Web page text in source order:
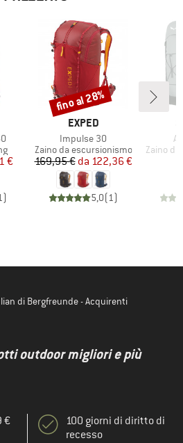
ridotto
€
)
MARCHIO
EXPED
Articolo
Impulse 30
Gruppo di prodotti
Zaino da escursionismo
Prezzo
169,95 € Prezzo ridotto
da 122,36 €
5,0( 1)
Sconto
fino al 28%
Gruppo
Zaino
di Bergfreunde - Acquirenti
outdoor migliori e più
€
100 giorni di diritto di
recesso